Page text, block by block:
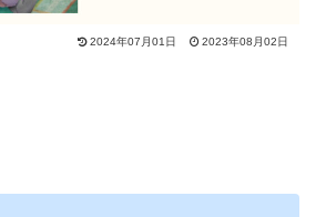
2024年07月01日 2023年08月02日